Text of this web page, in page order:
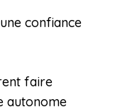
confiance
faire
autonome